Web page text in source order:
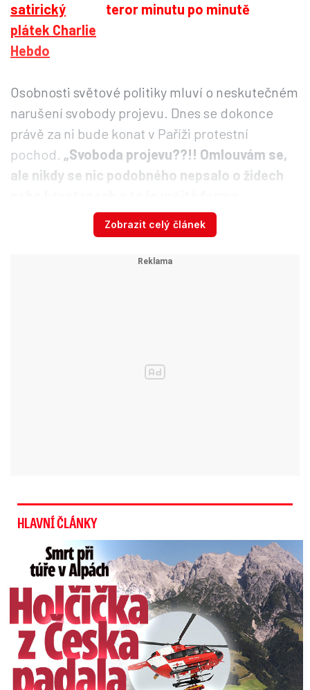
teror minutu po minutě
Osobnosti světové politiky mluví o neskutečném
narušení svobody projevu. Dnes se dokonce
právě za ni bude konat v Paříži protestní
pochod. „Svoboda projevu??!! Omlouvám se,
ale nikdy se nic podobného nepsalo o židech
Světová média upozorňují na velkou možnost
Zobrazit celý článek
HLAVNÍ ČLÁNKY
Smrt Češky (†14) v Alpách: Zemřela při túře s rodiči